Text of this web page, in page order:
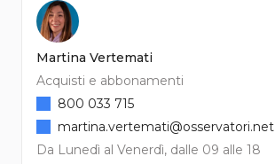
Martina Vertemati
Acquisti e abbonamenti
Da Lunedì al Venerdì, dalle 09 alle 18
800 033 715
martina.vertemati@osservatori.net